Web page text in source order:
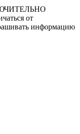
от
информацию